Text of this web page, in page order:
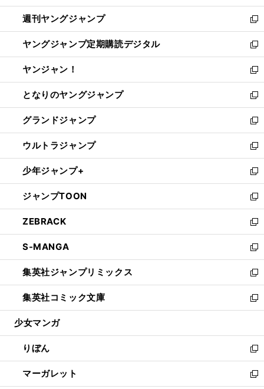
開
く
ウ
で
開
く
ン
ド
ウ
で
開
く
ウ
ィ
ン
ド
ウ
で
開
く
週刊ヤングジャンプ
新
し
い
ウ
ィ
ン
ド
ウ
で
開
く
ヤングジャンプ定期購読デジタル
新
し
い
ウ
ィ
ン
ド
ウ
で
開
く
ヤンジャン！
新
し
い
ウ
ィ
ン
ド
ウ
で
開
く
となりのヤングジャンプ
新
し
い
ウ
ィ
ン
ド
ウ
で
開
く
グランドジャンプ
新
し
い
ウ
ィ
ン
ド
ウ
で
開
く
ウルトラジャンプ
新
し
い
ウ
ィ
ン
ド
ウ
で
開
く
少年ジャンプ+
新
し
い
ウ
ィ
ン
ド
ウ
で
開
く
ジャンプTOON
新
し
い
ウ
ィ
ン
ド
ウ
で
開
ZEBRACK
新
し
い
ウ
ィ
ン
ド
ウ
開
く
S-MANGA
新
し
い
ウ
ィ
ン
ウ
で
開
く
集英社ジャンプリミックス
新
し
い
ウ
ン
ド
ウ
で
開
集英社コミック文庫
新
し
ウ
ィ
ン
ド
ウ
少女マンガ
りぼん
新
し
い
マーガレット
新